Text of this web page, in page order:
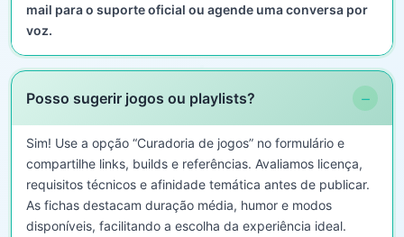
mail para o suporte oficial ou agende uma conversa por
voz.
Posso sugerir jogos ou playlists? −
Sim! Use a opção “Curadoria de jogos” no formulário e
compartilhe links, builds e referências. Avaliamos licença,
requisitos técnicos e afinidade temática antes de publicar.
As fichas destacam duração média, humor e modos
disponíveis, facilitando a escolha da experiência ideal.